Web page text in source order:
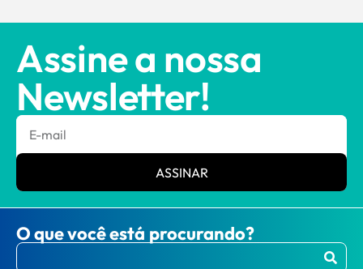
Assine a nossa
Newsletter!
ASSINAR
O que você está procurando?